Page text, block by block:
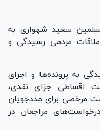
سعید شهواری به
در ملاقات مردمی رسیدگی و
به پرونده‌ها و اجرای
اقساطی جزای نقدی،
ماده ۴۷۷، درخواست مرخصی برای مددجویان
مراجعان در